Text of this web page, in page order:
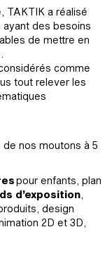
TAKTIK a réalisé
des besoins
de mettre en
comme
tout relever les
nos moutons à 5
pour enfants, plan
d’exposition
design
2D et 3D,